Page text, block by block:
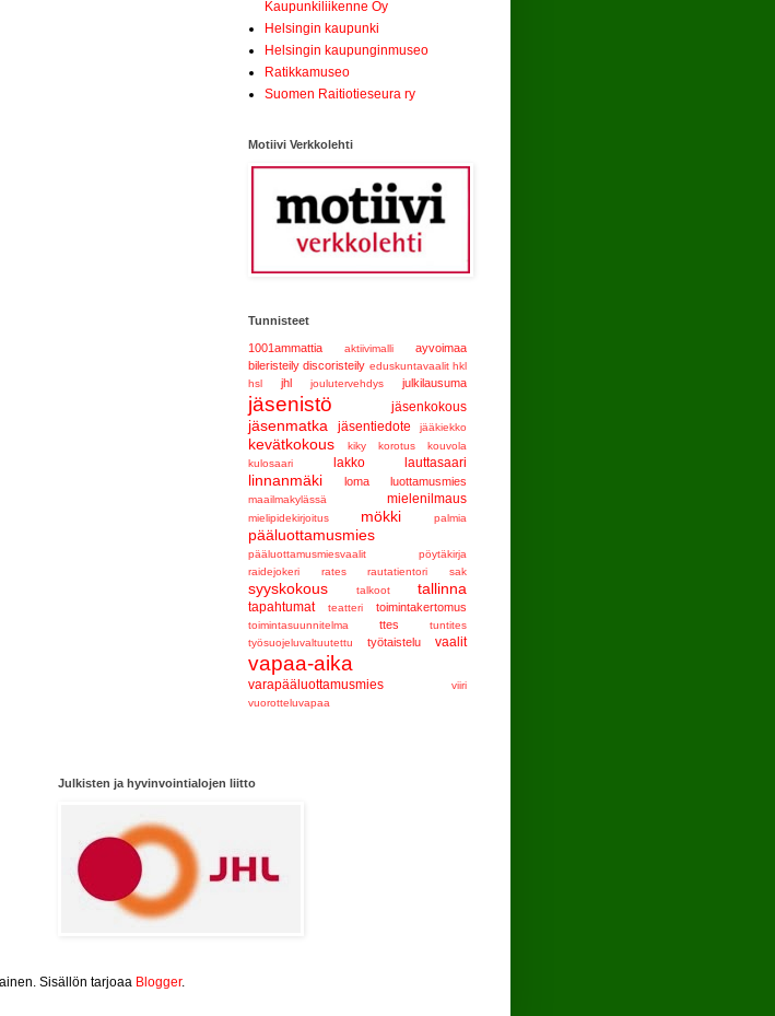
Kaupunkiliikenne Oy
Helsingin kaupunki
Helsingin kaupunginmuseo
Ratikkamuseo
Suomen Raitiotieseura ry
Motiivi Verkkolehti
Tunnisteet
1001ammattia aktiivimalli
ayvoimaa
bileristeily discoristeily eduskuntavaalit hkl
hsl
jhl joulutervehdys julkilausuma
jäsenistö jäsenkokous
jäsenmatka jäsentiedote jääkiekko
kevätkokous kiky korotus
kouvola
kulosaari
lakko lauttasaari
linnanmäki loma luottamusmies
maailmakylässä mielenilmaus
mielipidekirjoitus mökki palmia
pääluottamusmies
pääluottamusmiesvaalit
pöytäkirja
raidejokeri
rates rautatientori sak
syyskokous talkoot tallinna
tapahtumat teatteri toimintakertomus
toimintasuunnitelma ttes
tuntites
työsuojeluvaltuutettu
työtaistelu vaalit
vapaa-aika
varapääluottamusmies
viiri
vuorotteluvapaa
Julkisten ja hyvinvointialojen liitto
Sisällön tarjoaa Blogger.